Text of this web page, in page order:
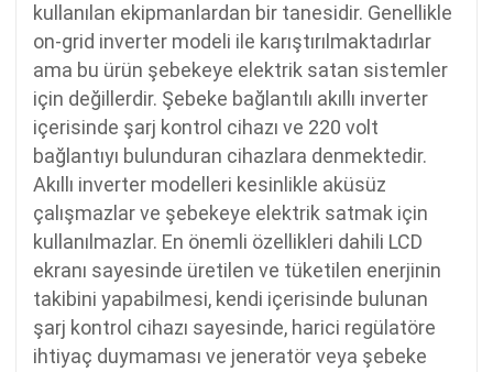
kullanılan ekipmanlardan bir tanesidir. Genellikle
on-grid inverter modeli ile karıştırılmaktadırlar
ama bu ürün şebekeye elektrik satan sistemler
için değillerdir. Şebeke bağlantılı akıllı inverter
içerisinde şarj kontrol cihazı ve 220 volt
bağlantıyı bulunduran cihazlara denmektedir.
Akıllı inverter modelleri kesinlikle aküsüz
çalışmazlar ve şebekeye elektrik satmak için
kullanılmazlar. En önemli özellikleri dahili LCD
ekranı sayesinde üretilen ve tüketilen enerjinin
takibini yapabilmesi, kendi içerisinde bulunan
şarj kontrol cihazı sayesinde, harici regülatöre
ihtiyaç duymaması ve jeneratör veya şebeke